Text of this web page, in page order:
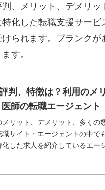
、メリット、デメリッ
化した転職支援サービ
られます。ブランク
す。
判、特徴は？利用のメ
師の転職エージェント
リット、デメリット、多くの
サイト・エージェントの中で
した求人を紹介しているエー
うえ、スポット求人も多くあ